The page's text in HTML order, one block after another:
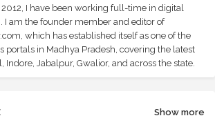
I have been working full-time in digital
I am the founder member and editor of
which has established itself as one of the
portals in Madhya Pradesh, covering the latest
Indore, Jabalpur, Gwalior, and across the state.
Show more